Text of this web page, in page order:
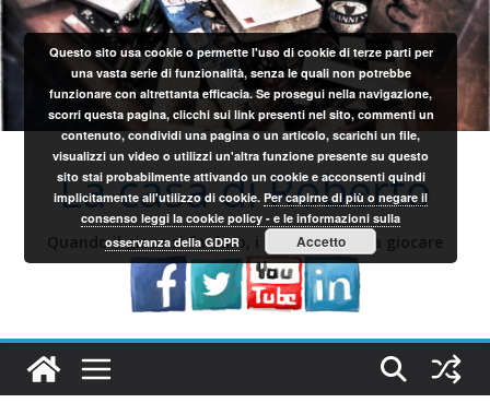
Salta
al
contenuto
La casa di Roberto
Quando il gioco si fa duro, i sardi iniziano a giocare
Questo sito usa cookie o permette l'uso di cookie di terze parti per
una vasta serie di funzionalità, senza le quali non potrebbe
funzionare con altrettanta efficacia. Se prosegui nella navigazione,
scorri questa pagina, clicchi sui link presenti nel sito, commenti un
contenuto, condividi una pagina o un articolo, scarichi un file,
visualizzi un video o utilizzi un'altra funzione presente su questo
sito stai probabilmente attivando un cookie e acconsenti quindi
implicitamente all'utilizzo di cookie.Per capirne di più o negare il
consenso leggi la cookie policy - e le informazioni sulla
osservanza della GDPR
Accetto